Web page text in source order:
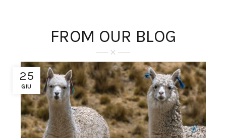
FROM OUR BLOG
25
GIU